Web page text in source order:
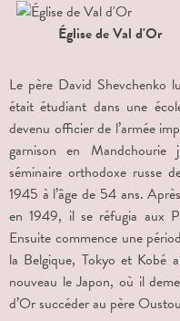
Église de Val d'Or
Le père David Shevchenko
était étudiant dans une
devenu officier de l’armée
garnison en Mandchourie
séminaire orthodoxe russe
1945 à l’âge de 54 ans.
en 1949, il se réfugia aux
Ensuite commence une
la Belgique, Tokyo et Kobé
nouveau le Japon, où il
d’Or succéder au père